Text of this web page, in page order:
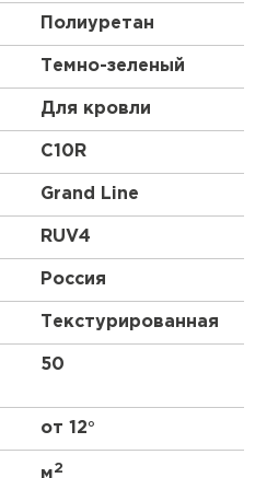
Полиуретан
Темно-зеленый
Для кровли
C10R
Grand Line
RUV4
Россия
Текстурированная
50
от 12°
2